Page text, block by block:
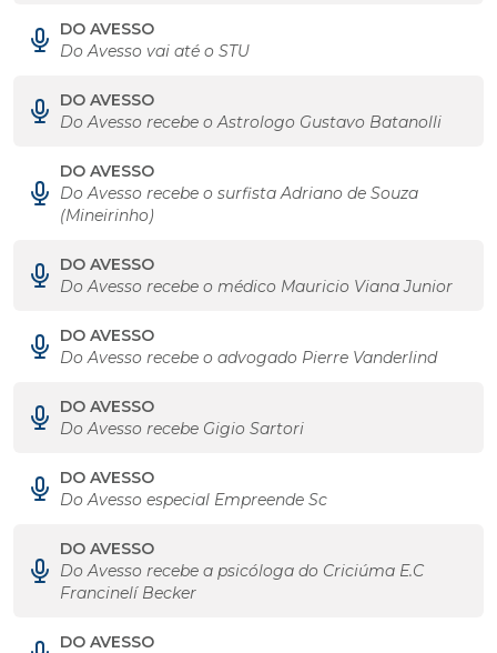
DO AVESSO
Do Avesso vai até o STU
DO AVESSO
Do Avesso recebe o Astrologo Gustavo Batanolli
DO AVESSO
Do Avesso recebe o surfista Adriano de Souza
(Mineirinho)
DO AVESSO
Do Avesso recebe o médico Mauricio Viana Junior
DO AVESSO
Do Avesso recebe o advogado Pierre Vanderlind
DO AVESSO
Do Avesso recebe Gigio Sartori
DO AVESSO
Do Avesso especial Empreende Sc
DO AVESSO
Do Avesso recebe a psicóloga do Criciúma E.C
Francinelí Becker
DO AVESSO